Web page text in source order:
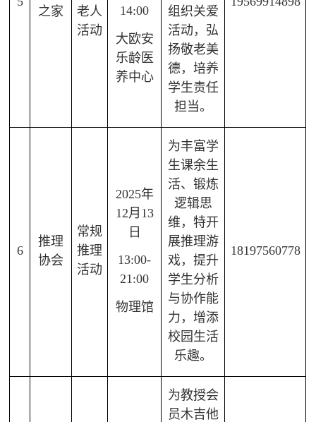
之家
老人
活动
14:00
大欧安
乐龄医
养中心
组织关爱
活动，弘
扬敬老美
德，培养
学生责任
担当。
6
推理
协会
常规
推理
活动
2025年
12月13
日
13:00-
21:00
物理馆
为丰富学
生课余生
活、锻炼
逻辑思
维，特开
展推理游
戏，提升
学生分析
与协作能
力，增添
校园生活
乐趣。
18197560778
为教授会
员木吉他